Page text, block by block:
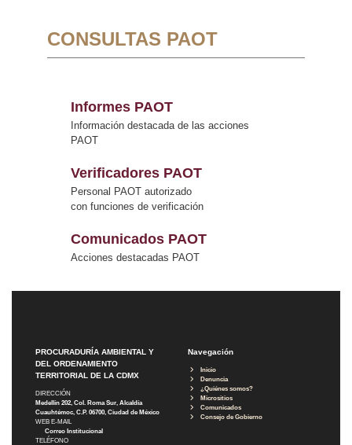
CONSULTAS PAOT
Informes PAOT
Información destacada de las acciones
PAOT
Verificadores PAOT
Personal PAOT autorizado
con funciones de verificación
Comunicados PAOT
Acciones destacadas PAOT
PROCURADURÍA AMBIENTAL Y
DEL ORDENAMIENTO
TERRITORIAL DE LA CDMX
DIRECCIÓN
Medellín 202, Col. Roma Sur, Alcaldía
Cuauhtémoc, C.P. 06700, Ciudad de México
WEB E-MAIL
Correo Institucional
TELÉFONO
Navegación
Inicio
Denuncia
¿Quiénes somos?
Micrositios
Comunicados
Consejo de Gobierno